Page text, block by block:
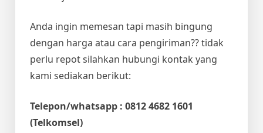
Anda ingin memesan tapi masih bingung
dengan harga atau cara pengiriman?? tidak
perlu repot silahkan hubungi kontak yang
kami sediakan berikut:
Telepon/whatsapp : 0812 4682 1601
(Telkomsel)